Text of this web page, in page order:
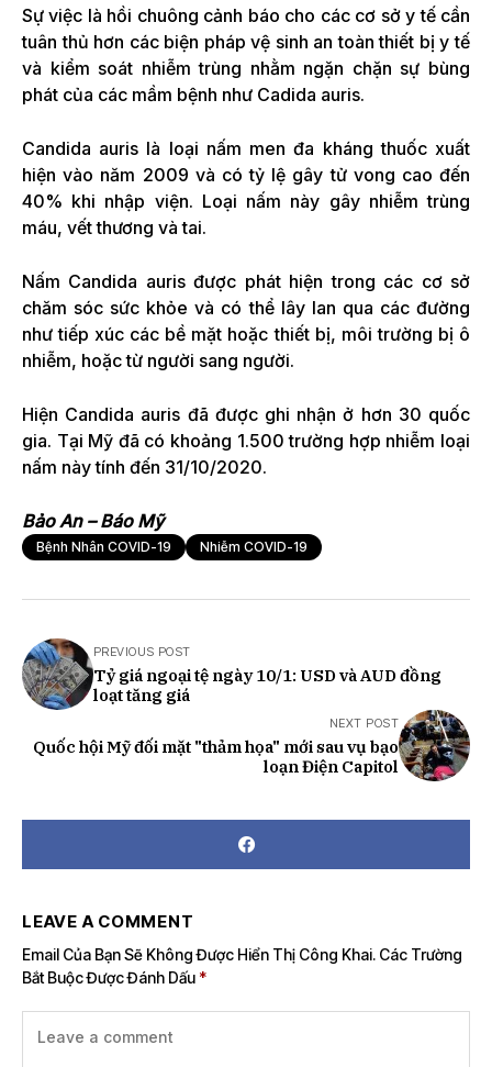
Sự việc là hồi chuông cảnh báo cho các cơ sở y tế cần
tuân thủ hơn các biện pháp vệ sinh an toàn thiết bị y tế
và kiểm soát nhiễm trùng nhằm ngặn chặn sự bùng
phát của các mầm bệnh như Cadida auris.
Candida auris là loại nấm men đa kháng thuốc xuất
hiện vào năm 2009 và có tỷ lệ gây tử vong cao đến
40% khi nhập viện. Loại nấm này gây nhiễm trùng
máu, vết thương và tai.
Nấm Candida auris được phát hiện trong các cơ sở
chăm sóc sức khỏe và có thể lây lan qua các đường
như tiếp xúc các bề mặt hoặc thiết bị, môi trường bị ô
nhiễm, hoặc từ người sang người.
Hiện Candida auris đã được ghi nhận ở hơn 30 quốc
gia. Tại Mỹ đã có khoảng 1.500 trường hợp nhiễm loại
nấm này tính đến 31/10/2020.
Bảo An – Báo Mỹ
Bệnh Nhân COVID-19 Nhiễm COVID-19
PREVIOUS POST
Tỷ giá ngoại tệ ngày 10/1: USD và AUD đồng
loạt tăng giá
NEXT POST
Quốc hội Mỹ đối mặt "thảm họa" mới sau vụ bạo
loạn Điện Capitol
LEAVE A COMMENT
Email Của Bạn Sẽ Không Được Hiển Thị Công Khai. Các Trường
Bắt Buộc Được Đánh Dấu *